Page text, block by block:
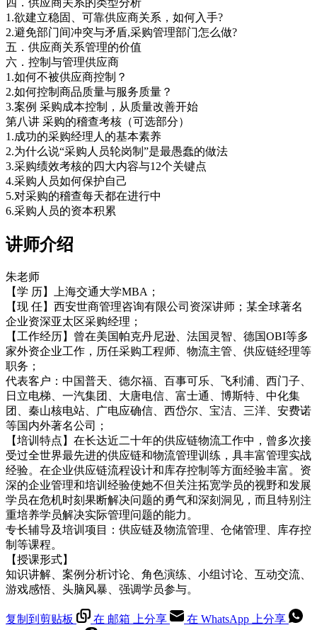
四．供应商关系的类型分析
1.欲建立稳固、可靠供应商关系，如何入手?
2.避免部门间冲突与矛盾,采购管理部门怎么做?
五．供应商关系管理的价值
六．控制与管理供应商
1.如何不被供应商控制？
2.如何控制商品质量与服务质量？
3.案例 采购成本控制，从质量改善开始
第八讲 采购的稽查考核（可选部分）
1.成功的采购经理人的基本素养
2.为什么说“采购人员轮岗制”是最愚蠢的做法
3.采购绩效考核的四大内容与12个关键点
4.采购人员如何保护自己
5.对采购的稽查每天都在进行中
6.采购人员的资本积累
讲师介绍
朱老师
【学 历】上海交通大学MBA；
【现 任】西安世商管理咨询有限公司资深讲师；某全球著名
企业资深亚太区采购经理；
【工作经历】曾在美国帕克丹尼逊、法国灵智、德国OBI等多
家外资企业工作，历任采购工程师、物流主管、供应链经理等
职务；
代表客户：中国普天、德尔福、百事可乐、飞利浦、西门子、
日立电梯、一汽集团、大唐电信、富士通、博斯特、中化集
团、秦山核电站、广电应确信、西岱尔、宝洁、三洋、安费诺
等国内外著名公司；
【培训特点】在长达近二十年的供应链物流工作中，曾多次接
受过全世界最先进的供应链和物流管理训练，具丰富管理实战
经验。在企业供应链流程设计和库存控制等方面经验丰富。资
深的企业管理和培训经验使她不但关注拓宽学员的视野和发展
学员在危机时刻果断解决问题的勇气和深刻洞见，而且特别注
重培养学员解决实际管理问题的能力。
专长辅导及培训项目：供应链及物流管理、仓储管理、库存控
制等课程。
【授课形式】
知识讲解、案例分析讨论、角色演练、小组讨论、互动交流、
游戏感悟、头脑风暴、强调学员参与。
复制到剪贴板 在 邮箱 上分享
在 WhatsApp 上分享